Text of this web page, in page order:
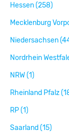
Hessen (258)
Mecklenburg
Niedersachsen
Nordrhein
NRW (1)
Rheinland Pfalz
RP (1)
Saarland (15)